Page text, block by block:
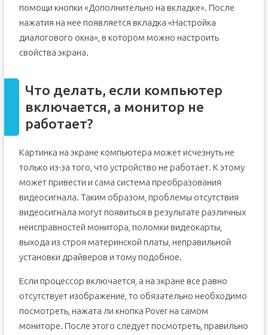
помощи кнопки «Дополнительно на вкладке». После
нажатия на нее появляется вкладка «Настройка
диалогового окна», в котором можно настроить
свойства экрана.
Что делать, если компьютер
включается, а монитор не
работает?
Картинка на экране компьютера может исчезнуть не
только из-за того, что устройство не работает. К этому
может привести и сама система преобразования
видеосигнала. Таким образом, проблемы отсутствия
видеосигнала могут появиться в результате различных
неисправностей монитора, поломки видеокарты,
выхода из строя материнской платы, неправильной
установки драйверов и тому подобное.
Если процессор включается, а на экране все равно
отсутствует изображение, то обязательно необходимо
посмотреть, нажата ли кнопка Pover на самом
мониторе. После этого следует посмотреть, правильно